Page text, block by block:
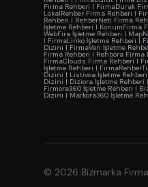
Firma Rehberi | FirmaDurak
LokalRehber Firma Rehberi |
Rehberi | RehberNeti Firma
İşletme Rehberi | KonumFirma
WebFira İşletme Rehberi |
| FirmaLinko İşletme Rehberi |
Dizini | FirmaVeri İşletme
Firma Rehberi | Rehbora Firma
FirmaClouds Firma Rehberi |
İşletme Rehberi |
Dizini | Listivoa İşletme Rehberi
Dizini | Diziora İşletme Rehberi |
Firmora360 İşletme Rehberi |
Dizini | Markora360 İşletme
© 2026 Bizmarka Firma